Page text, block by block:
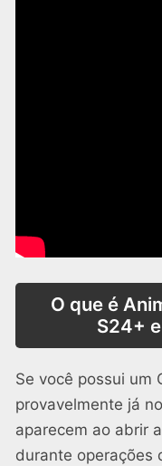
O que é
S24+
Se você possui um
provavelmente já
aparecem ao abrir
durante operações